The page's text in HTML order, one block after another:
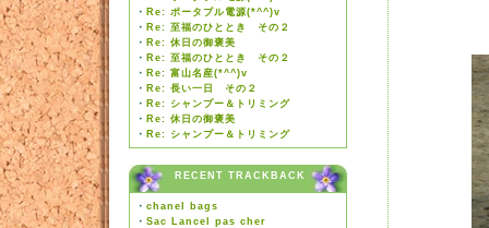
・ Re: ポータブル電源(*^^)v
・ Re: 至福のひととき その２
・ Re: 休日の御褒美
・ Re: 至福のひととき その２
・ Re: 富山名産(*^^)v
・ Re: 長い一日 その２
・ Re: シャンプー＆トリミング
・ Re: 休日の御褒美
・ Re: シャンプー＆トリミング
RECENT TRACKBACK
・ chanel bags
・ Sac Lancel pas cher